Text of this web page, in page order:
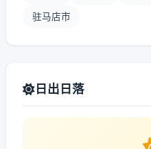
驻马店市
日出日落